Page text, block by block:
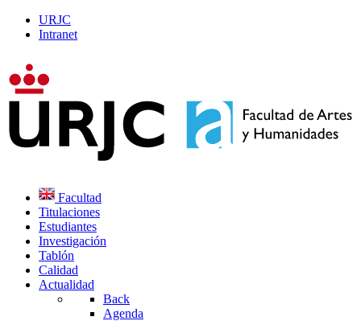
URJC
Intranet
Facultad
Titulaciones
Estudiantes
Investigación
Tablón
Calidad
Actualidad
Back
Agenda